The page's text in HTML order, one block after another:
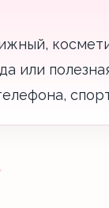
или